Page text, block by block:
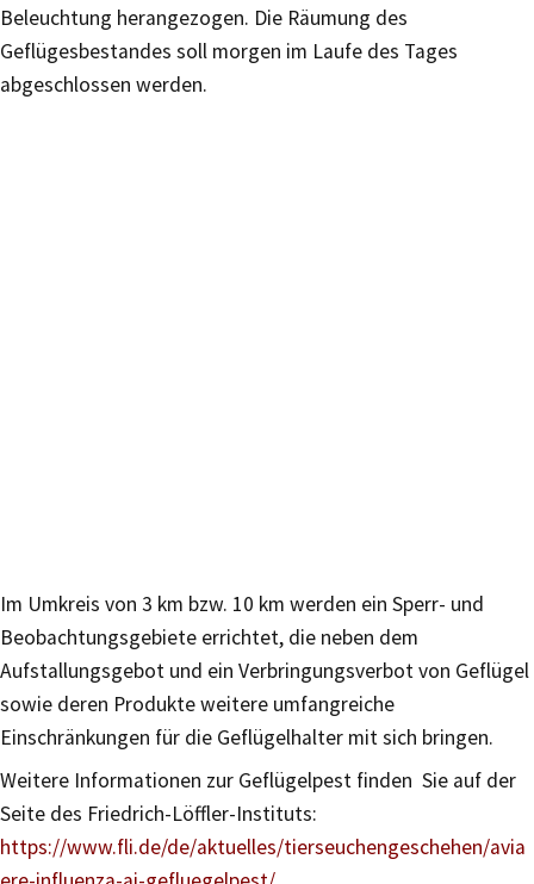
Beleuchtung herangezogen. Die Räumung des
Geflügesbestandes soll morgen im Laufe des Tages
abgeschlossen werden.
Im Umkreis von 3 km bzw. 10 km werden ein Sperr- und
Beobachtungsgebiete errichtet, die neben dem
Aufstallungsgebot und ein Verbringungsverbot von Geflügel
sowie deren Produkte weitere umfangreiche
Einschränkungen für die Geflügelhalter mit sich bringen.
Weitere Informationen zur Geflügelpest finden Sie auf der
Seite des Friedrich-Löffler-Instituts:
https://www.fli.de/de/aktuelles/tierseuchengeschehen/avia